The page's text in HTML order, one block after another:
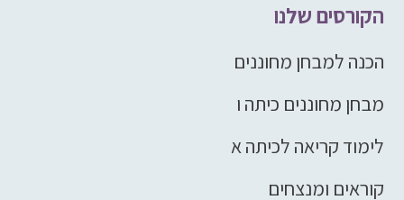
הקורסים שלנו
הכנה למבחן מחוננים
מבחן מחוננים כיתה ו
לימוד קריאה לכיתה א
קוראים ומנצחים